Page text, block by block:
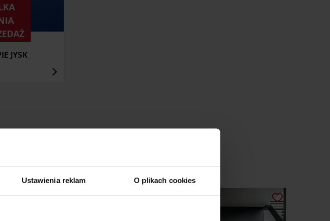
Ustawienia reklam O plikach cookies
JYSK